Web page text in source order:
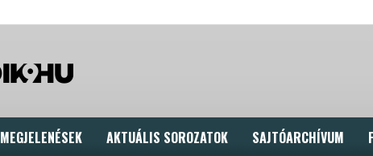
MEGJELENÉSEK AKTUÁLIS SOROZATOK SAJTÓARCHÍVUM